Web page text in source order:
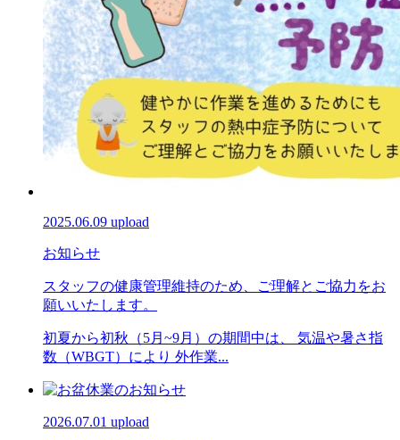
2025.06.09 upload
お知らせ
スタッフの健康管理維持のため、ご理解とご協力をお
願いいたします。
初夏から初秋（5月~9月）の期間中は、 気温や暑さ指
数（WBGT）により 外作業...
2026.07.01 upload